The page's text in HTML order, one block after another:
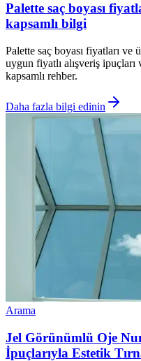
Palette saç boyası
kapsamlı bilgi
Palette saç boyası fiyatları ve
uygun fiyatlı alışveriş
kapsamlı rehber.
Daha fazla bilgi edinin
Arama
Jel Görünümlü Oje
İpuçlarıyla Estetik